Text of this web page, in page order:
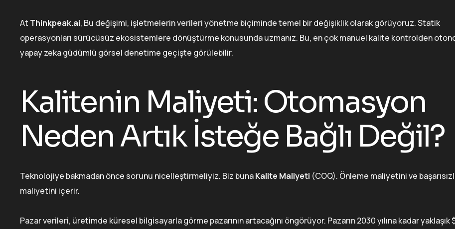
At Thinkpeak.ai, Bu değişimi, işletmelerin verileri yönetme biçiminde temel bir değişiklik olarak görüyoruz. Statik
operasyonları sürücüsüz ekosistemlere dönüştürme konusunda uzmanız. Bu, en çok manuel kalite kontrolden
yapay zeka güdümlü görsel denetime geçişte görülebilir.
Kalitenin Maliyeti: Otomasyon
Neden Artık İsteğe Bağlı Değil?
Teknolojiye bakmadan önce sorunu nicelleştirmeliyiz. Biz bunaKalite Maliyeti (COQ). Önleme maliyetini ve
maliyetini içerir.
Pazar verileri, üretimde küresel bilgisayarla görme pazarının artacağını öngörüyor. Pazarın 2030 yılına kadar yaklaşık